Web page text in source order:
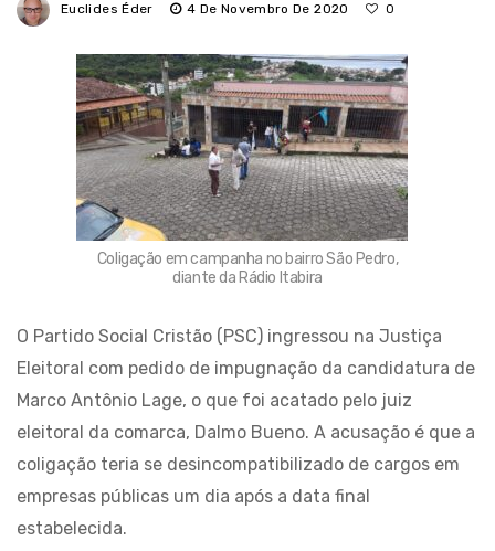
Euclides Éder 4 De Novembro De 2020 0
Coligação em campanha no bairro São Pedro,
diante da Rádio Itabira
O Partido Social Cristão (PSC) ingressou na Justiça
Eleitoral com pedido de impugnação da candidatura de
Marco Antônio Lage, o que foi acatado pelo juiz
eleitoral da comarca, Dalmo Bueno. A acusação é que a
coligação teria se desincompatibilizado de cargos em
empresas públicas um dia após a data final
estabelecida.